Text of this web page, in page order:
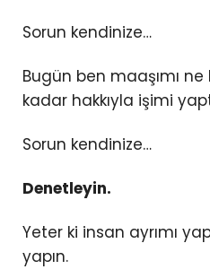
Sorun kendinize…
Bugün ben maaşımı
kadar hakkıyla işimi
Sorun kendinize…
Denetleyin.
Yeter ki insan ayrımı
yapın.